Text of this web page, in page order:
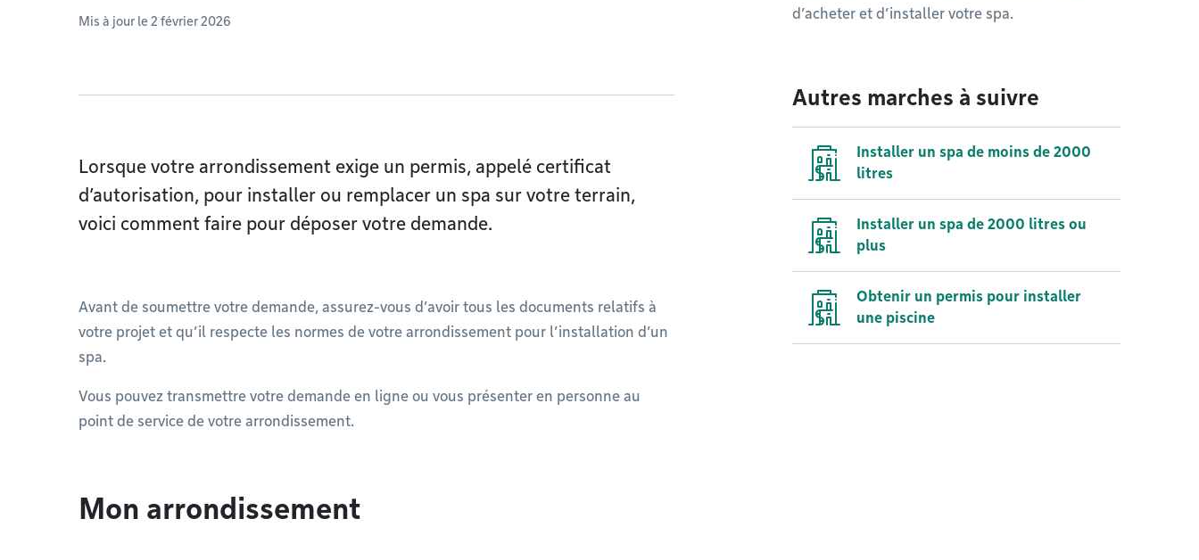
Mis à jour le 2 février 2026
Lorsque votre arrondissement exige un permis, appelé certificat
d’autorisation, pour installer ou remplacer un spa sur votre terrain,
voici comment faire pour déposer votre demande.
Avant de soumettre votre demande, assurez-vous d’avoir tous les documents relatifs à
votre projet et qu’il respecte les normes de votre arrondissement pour l’installation d’un
spa.
Vous pouvez transmettre votre demande en ligne ou vous présenter en personne au
point de service de votre arrondissement.
Mon arrondissement
d’acheter et d’installer votre spa.
Autres marches à suivre
Installer un spa de moins de 2000
litres
Installer un spa de 2000 litres ou
plus
Obtenir un permis pour installer
une piscine